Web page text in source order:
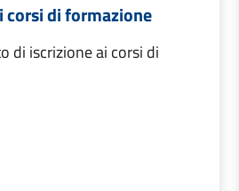
corsi di formazione
di iscrizione ai corsi di